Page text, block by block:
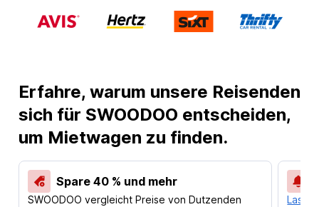
Erfahre, warum unsere Reisenden
sich für SWOODOO entscheiden,
um Mietwagen zu finden.
Spare 40 % und mehr
SWOODOO vergleicht Preise von Dutzenden
Lass